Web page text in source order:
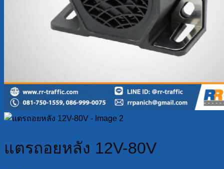
แตรถอยหลัง 12V-80V